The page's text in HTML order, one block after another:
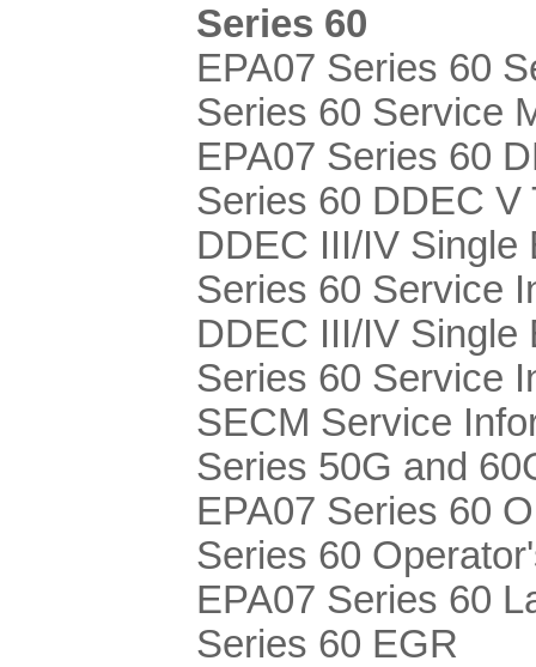
Series 60
EPA07 Series 60
Series 60 Service
EPA07 Series 60
Series 60 DDEC V
DDEC III/IV Single
Series 60 Service
DDEC III/IV Single
Series 60 Service
SECM Service
Series 50G and
EPA07 Series 60
Series 60
EPA07 Series 60
Series 60 EGR